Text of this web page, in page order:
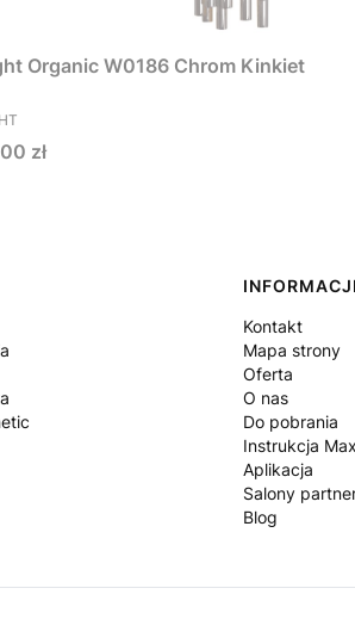
Organic W0186 Chrom Kinkiet
zł
Kontakt
Mapa strony
Oferta
O nas
Do pobrania
Instrukcja
Aplikacja
Salony
Blog